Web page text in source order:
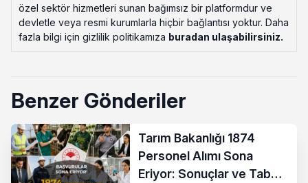
özel sektör hizmetleri sunan bağımsız bir platformdur ve
devletle veya resmi kurumlarla hiçbir bağlantısı yoktur. Daha
fazla bilgi için gizlilik politikamıza buradan ulaşabilirsiniz.
Benzer Gönderiler
Tarım Bakanlığı 1874
Personel Alımı Sona
Eriyor: Sonuçlar ve Taban